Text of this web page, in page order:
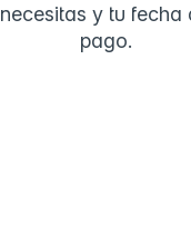
necesitas y tu fecha
pago.